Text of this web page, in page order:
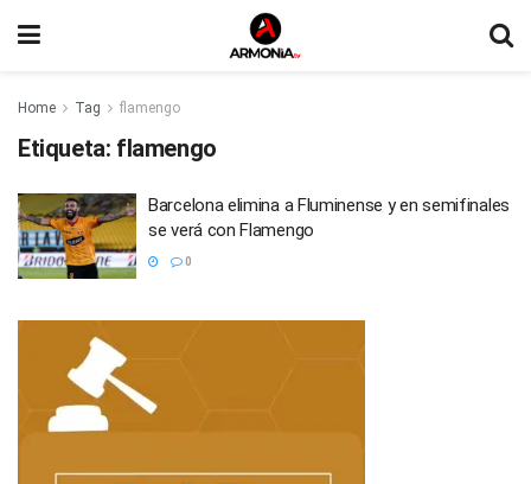
Home Tag flamengo
Etiqueta: flamengo
Barcelona elimina a Fluminense y en semifinales
se verá con Flamengo
0